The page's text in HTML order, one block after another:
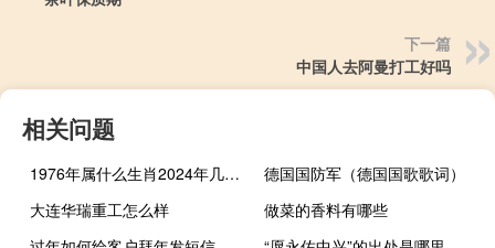
下一篇
中国人去阿曼打工好吗
相关问题
1976年属什么生肖2024年几岁（1976年属什么）
德国国防军（德国国歌歌词）
大连华瑞重工怎么样
做菜的香料有哪些